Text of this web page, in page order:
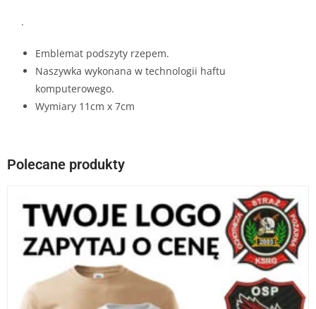
.
Emblemat podszyty rzepem.
Naszywka wykonana w technologii haftu
komputerowego.
Wymiary 11cm x 7cm
Polecane produkty